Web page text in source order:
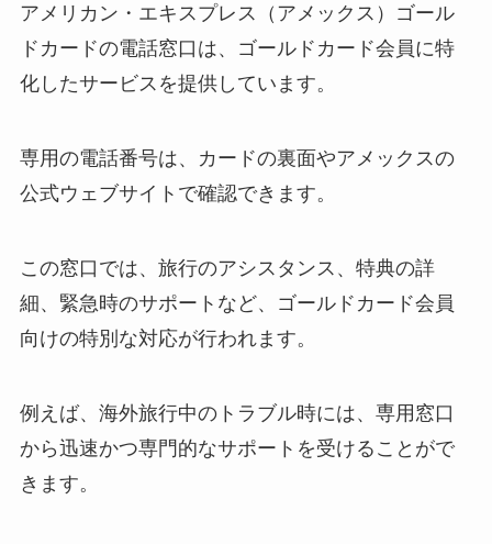
アメリカン・エキスプレス（アメックス）ゴール
ドカードの電話窓口は、ゴールドカード会員に特
化したサービスを提供しています。
専用の電話番号は、カードの裏面やアメックスの
公式ウェブサイトで確認できます。
この窓口では、旅行のアシスタンス、特典の詳
細、緊急時のサポートなど、ゴールドカード会員
向けの特別な対応が行われます。
例えば、海外旅行中のトラブル時には、専用窓口
から迅速かつ専門的なサポートを受けることがで
きます。